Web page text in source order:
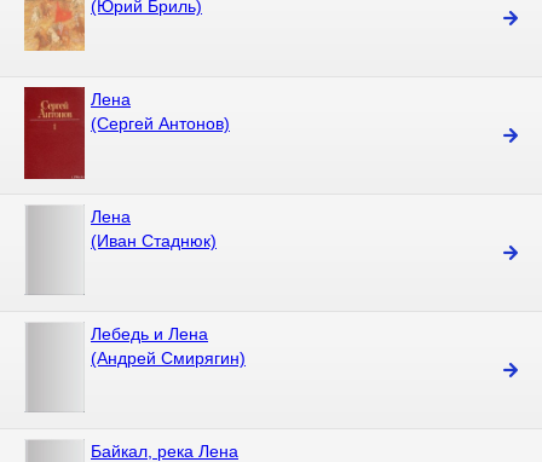
(Юрий Бриль)
Лена
(Сергей Антонов)
Лена
(Иван Стаднюк)
Лебедь и Лена
(Андрей Смирягин)
Байкал, река Лена